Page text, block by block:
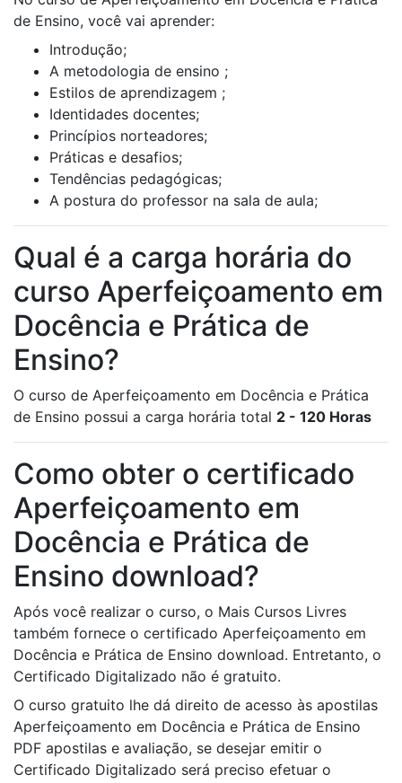
de Ensino, você vai aprender:
Introdução;
A metodologia de ensino ;
Estilos de aprendizagem ;
Identidades docentes;
Princípios norteadores;
Práticas e desafios;
Tendências pedagógicas;
A postura do professor na sala de aula;
Qual é a carga horária do
curso Aperfeiçoamento em
Docência e Prática de
Ensino?
O curso de Aperfeiçoamento em Docência e Prática
de Ensino possui a carga horária total 2 - 120 Horas
Como obter o certificado
Aperfeiçoamento em
Docência e Prática de
Ensino download?
Após você realizar o curso, o Mais Cursos Livres
também fornece o certificado Aperfeiçoamento em
Docência e Prática de Ensino download. Entretanto, o
Certificado Digitalizado não é gratuito.
O curso gratuito lhe dá direito de acesso às apostilas
Aperfeiçoamento em Docência e Prática de Ensino
PDF apostilas e avaliação, se desejar emitir o
Certificado Digitalizado será preciso efetuar o